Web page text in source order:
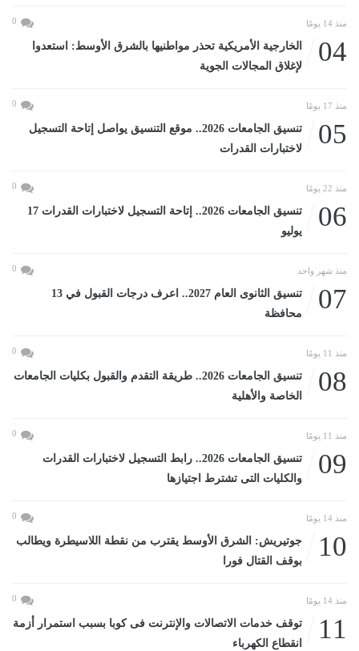
منذ 14 يومًا 0
04
الخارجية الأمريكية تحذر مواطنيها بالشرق الأوسط: استعدوا
لإغلاق المجالات الجوية
منذ 17 يومًا 0
05
تنسيق الجامعات 2026.. موقع التنسيق يواصل إتاحة التسجيل
لاختبارات القدرات
منذ 22 يومًا 0
06
تنسيق الجامعات 2026.. إتاحة التسجيل لاختبارات القدرات 17
يوليو
منذ شهر واحد 0
07
تنسيق الثانوى العام 2027.. اعرف درجات القبول في 13
محافظة
منذ 11 يومًا 0
08
تنسيق الجامعات 2026.. طريقة التقدم والقبول بكليات الجامعات
الخاصة والأهلية
منذ 11 يومًا 0
09
تنسيق الجامعات 2026.. رابط التسجيل لاختبارات القدرات
والكليات التى تشترط اجتيازها
منذ 14 يومًا 0
10
جوتيريش: الشرق الأوسط يقترب من نقطة اللاسيطرة ويطالب
بوقف القتال فورا
منذ 14 يومًا 0
11
توقف خدمات الاتصالات والإنترنت فى كوبا بسبب استمرار أزمة
انقطاع الكهرباء